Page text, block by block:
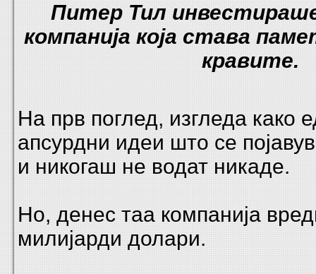
Питер Тил
компанија која става
кравите.
На прв поглед, изгледа како
апсурдни идеи што се
и никогаш не водат никаде.
Но, денес таа компанија
милијарди долари.